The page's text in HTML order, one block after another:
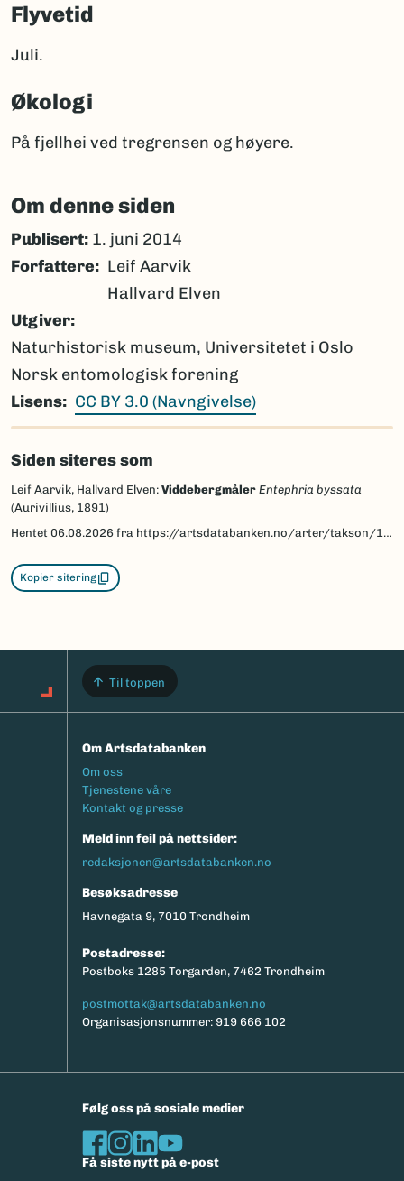
Flyvetid
Juli.
Økologi
På fjellhei ved tregrensen og høyere.
Om denne siden
Publisert: 1. juni 2014
Forfattere
Leif Aarvik
Hallvard Elven
Utgiver
Naturhistorisk museum, Universitetet i Oslo
Norsk entomologisk forening
Lisens
CC BY 3.0 (Navngivelse)
Siden siteres som
Leif Aarvik, Hallvard Elven: Viddebergmåler Entephria byssata
(Aurivillius, 1891)
Hentet 06.08.2026 fra https://artsdatabanken.no/arter/takson/141159/beskrivelse
Kopier sitering
Til toppen
Om Artsdatabanken
Footermeny
Om oss
Tjenestene våre
Kontakt og presse
Meld inn feil på nettsider:
redaksjonen@artsdatabanken.no
Besøksadresse
Havnegata 9, 7010 Trondheim
Postadresse:
Postboks 1285 Torgarden, 7462 Trondheim
postmottak@artsdatabanken.no
Organisasjonsnummer: 919 666 102
Følg oss på sosiale medier
Få siste nytt på e-post